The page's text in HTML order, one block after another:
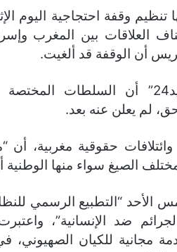
وقفة احتجاجية اليوم
العلاقات بين المغرب
أن الوقفة قد ألغيت.
وكشف مصدر من الهيئات الحقوقية لـ”جديد24” أن
لم يعلن عنه بعد.
حقوقية مغربية، أن
الصيغ سواء منها الوطنية
الأحد “التطبيع الرسمي
ضد الإنسانية”،
مجانية للكيان